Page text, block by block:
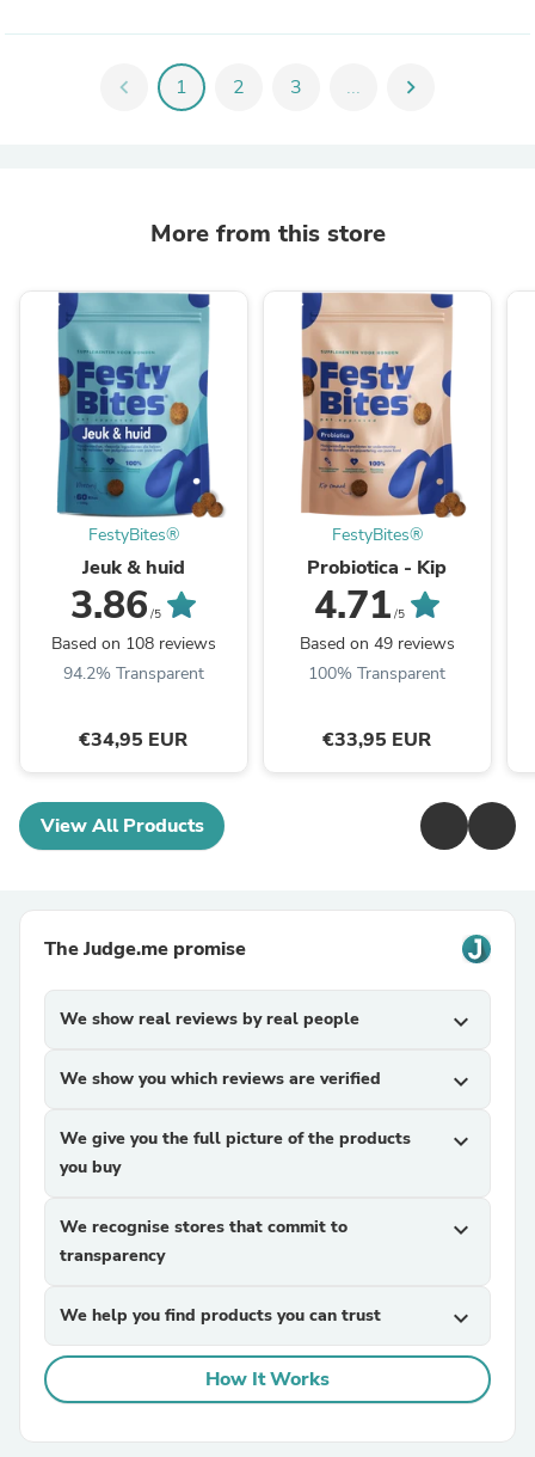
chevron_left 1 2 3 ... chevron_right
More from this store
FestyBites®
Jeuk & huid
3.86 /5
Based on 108 reviews
94.2% Transparent
€34,95 EUR
FestyBites®
Probiotica - Kip
4.71 /5
Based on 49 reviews
100% Transparent
€33,95 EUR
View All Products
The Judge.me promise
We show real reviews by real people expand_more
We show you which reviews are verified expand_more
We give you the full picture of the products
you buy
expand_more
We recognise stores that commit to
transparency
expand_more
We help you find products you can trust expand_more
How It Works